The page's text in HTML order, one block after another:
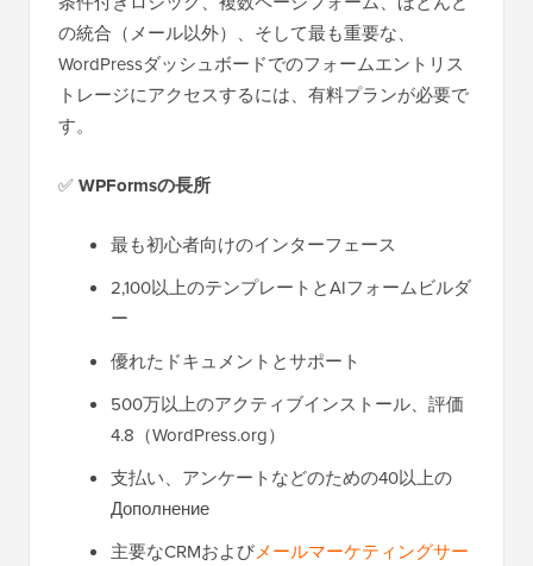
の統合（メール以外）、そして最も重要な、
WordPressダッシュボードでのフォームエントリス
トレージにアクセスするには、有料プランが必要で
す。
✅WPFormsの長所
最も初心者向けのインターフェース
2,100以上のテンプレートとAIフォームビルダ
ー
優れたドキュメントとサポート
500万以上のアクティブインストール、評価
4.8（WordPress.org）
支払い、アンケートなどのための40以上の
Дополнение
主要なCRMおよびメールマーケティングサー